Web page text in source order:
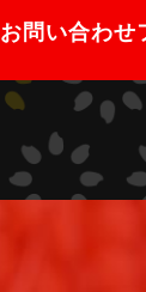
お問い合わせ